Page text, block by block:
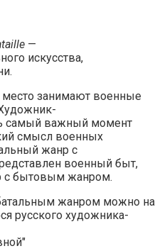
—
искусства,
занимают военные
самый важный момент
смысл военных
жанр с
военный быт,
с бытовым жанром.
жанром можно на
русского художника-